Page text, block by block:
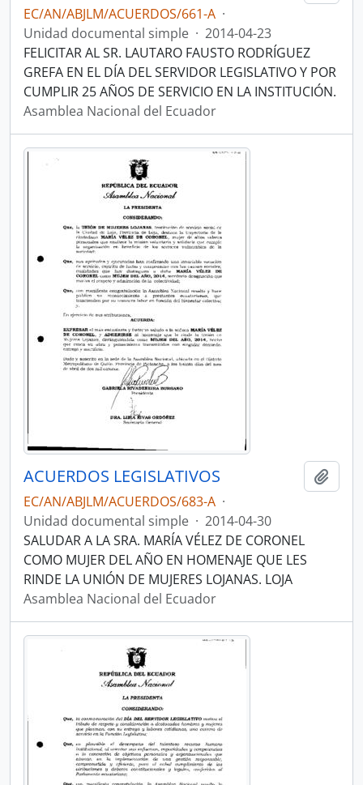
EC/AN/ABJLM/ACUERDOS/661-A ·
Unidad documental simple · 2014-04-23
FELICITAR AL SR. LAUTARO FAUSTO RODRÍGUEZ
GREFA EN EL DÍA DEL SERVIDOR LEGISLATIVO Y POR
CUMPLIR 25 AÑOS DE SERVICIO EN LA INSTITUCIÓN.
Asamblea Nacional del Ecuador
ACUERDOS LEGISLATIVOS
EC/AN/ABJLM/ACUERDOS/683-A ·
Unidad documental simple · 2014-04-30
SALUDAR A LA SRA. MARÍA VÉLEZ DE CORONEL
COMO MUJER DEL AÑO EN HOMENAJE QUE LES
RINDE LA UNIÓN DE MUJERES LOJANAS. LOJA
Asamblea Nacional del Ecuador